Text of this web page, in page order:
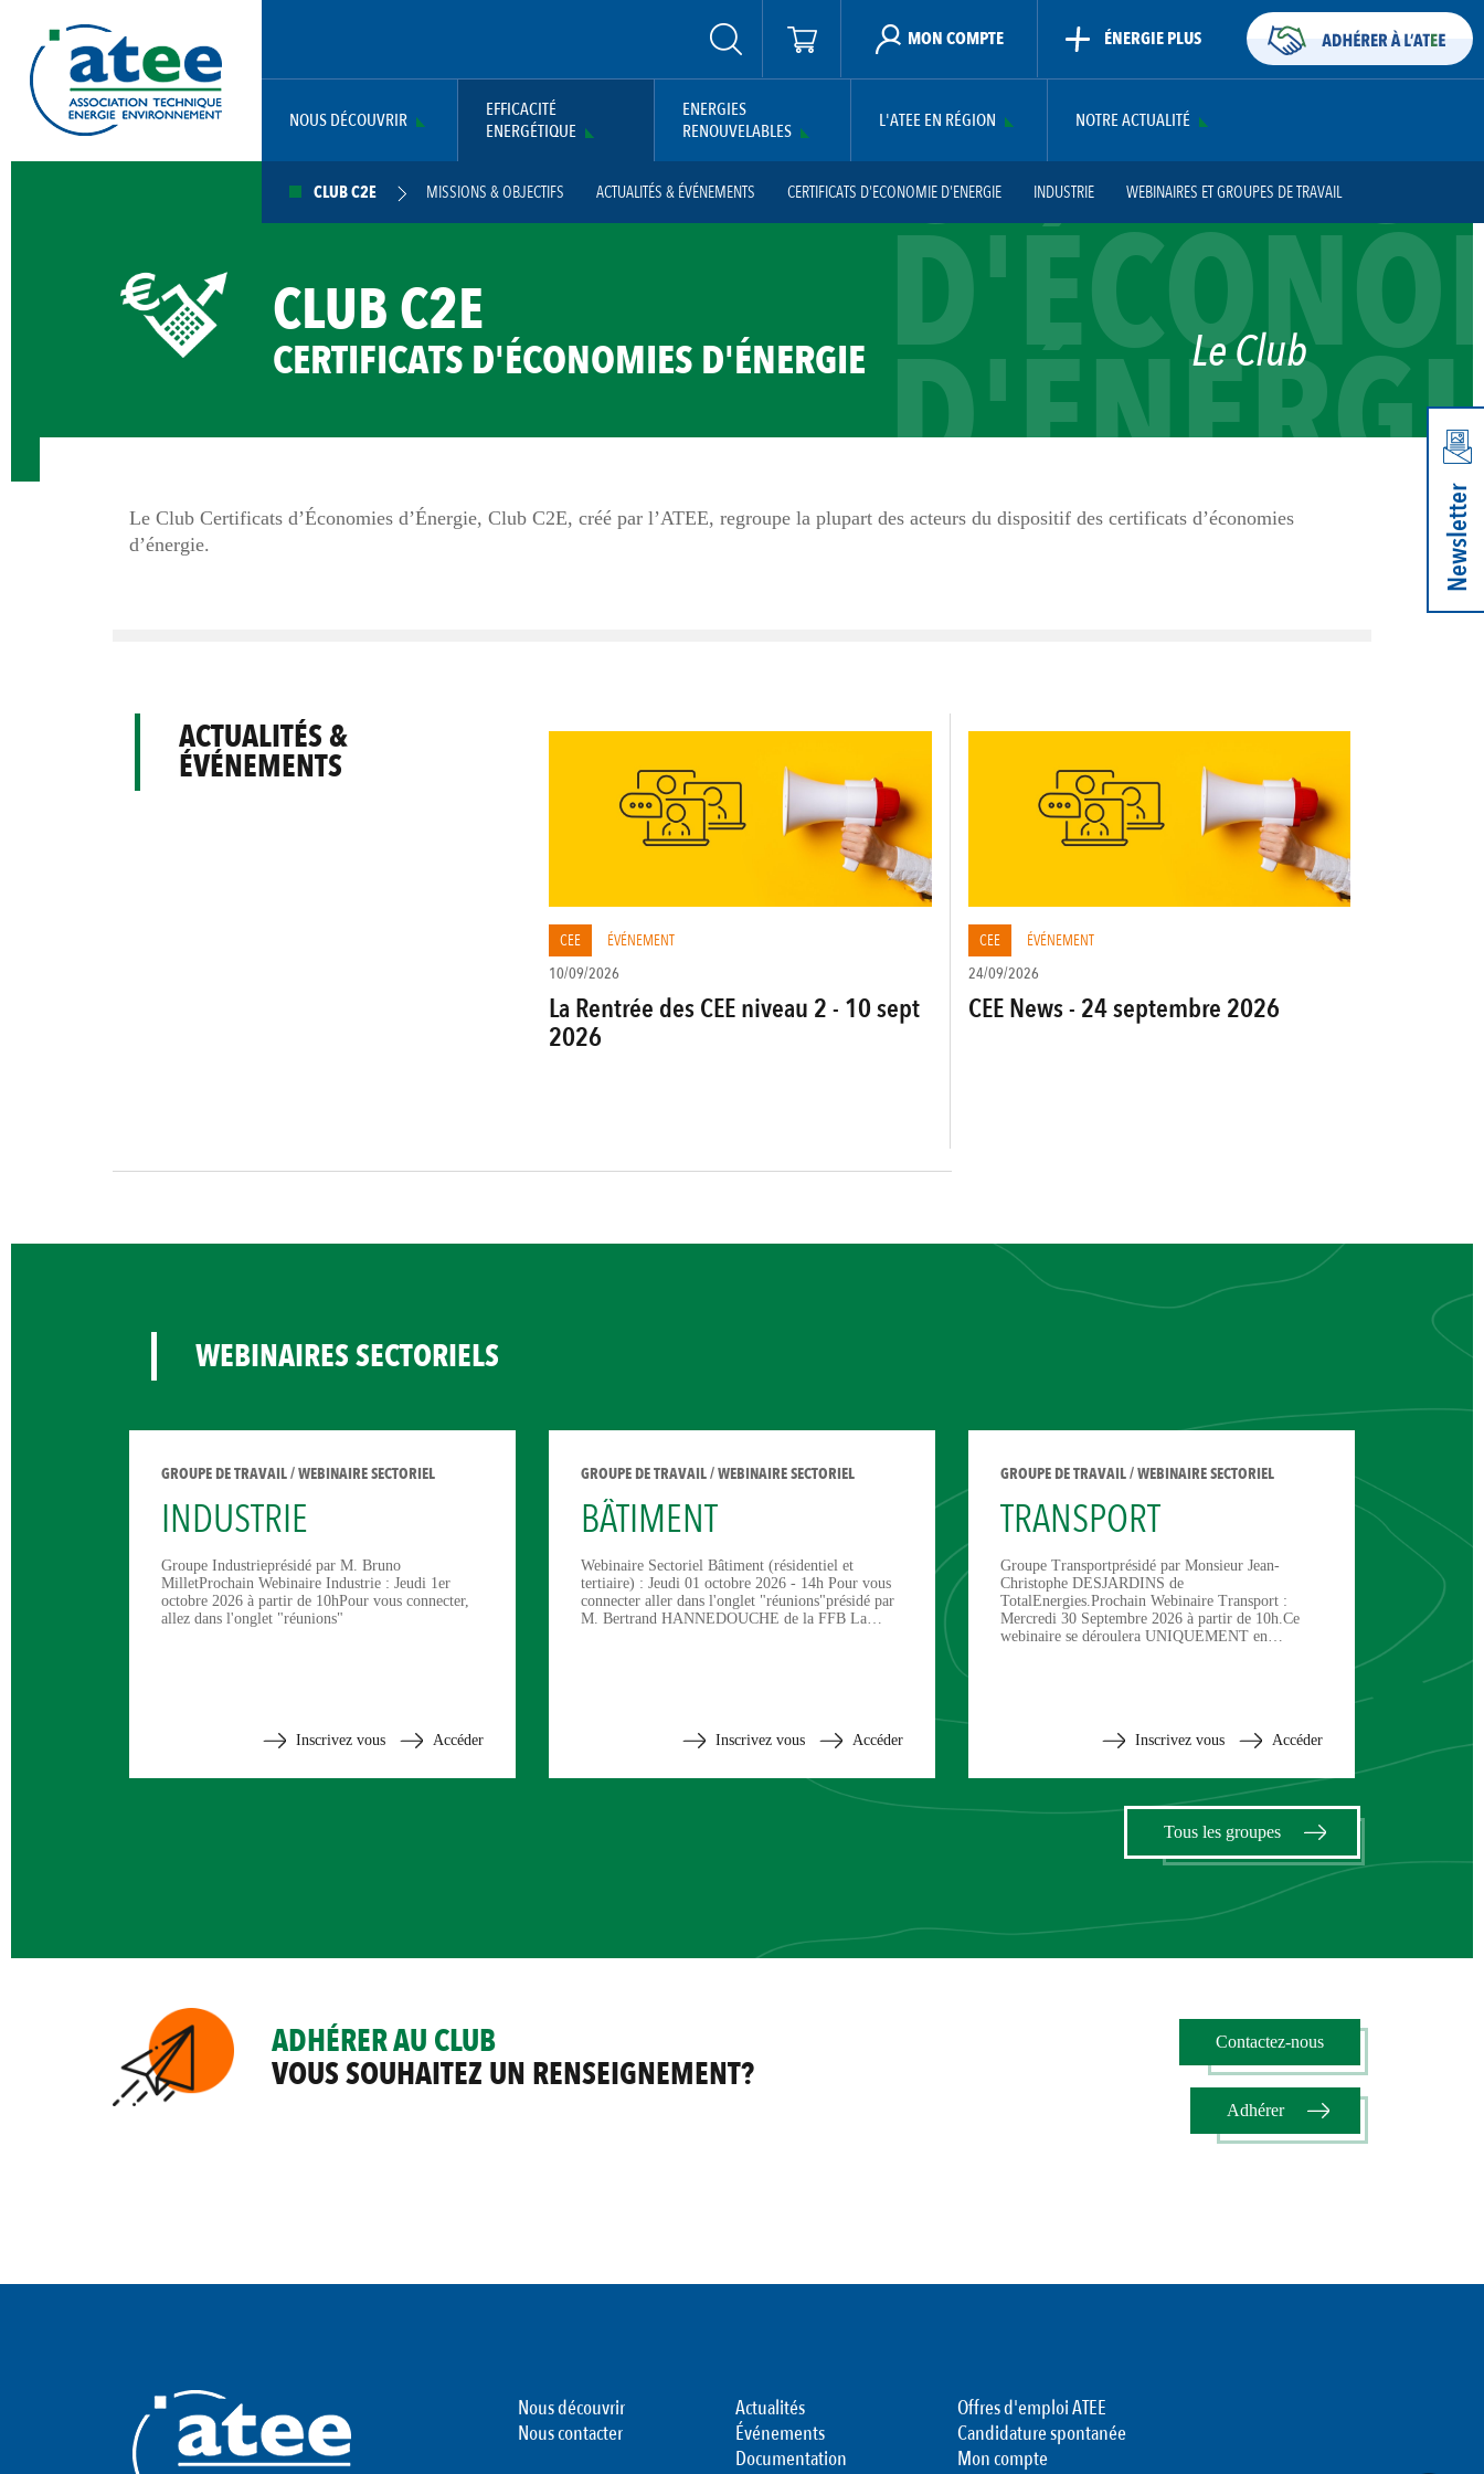
contenu
principal
MON COMPTE ÉNERGIE PLUS
MAIN
NAVIGATION
NOUS DÉCOUVRIR
EFFICACITÉ
ENERGÉTIQUE
ENERGIES
RENOUVELABLES
L'ATEE EN RÉGION NOTRE ACTUALITÉ
CLUB C2E MISSIONS & OBJECTIFS ACTUALITÉS & ÉVÉNEMENTS CERTIFICATS D'ECONOMIE D'ENERGIE INDUSTRIE
WEBINAIRES ET GROUPES DE TRAVAIL
ENSMOV PLUS FAQ CONTACT
CLUB C2E
CERTIFICATS D'ÉCONOMIES D'ÉNERGIE Le Club
Le Club Certificats d’Économies d’Énergie, Club C2E, créé par l’ATEE, regroupe la plupart des acteurs du dispositif des certificats d’économies
d’énergie.
ACTUALITÉS &
ÉVÉNEMENTS
CEE
ÉVÉNEMENT
10/09/2026
La Rentrée des CEE niveau 2 - 10 sept
2026
CEE
ÉVÉNEMENT
24/09/2026
CEE News - 24 septembre 2026
WEBINAIRES SECTORIELS
GROUPE DE TRAVAIL / WEBINAIRE SECTORIEL
INDUSTRIE
Groupe Industrieprésidé par M. Bruno
MilletProchain Webinaire Industrie : Jeudi 1er
octobre 2026 à partir de 10hPour vous connecter,
allez dans l'onglet "réunions"
Accéder
Inscrivez vous
GROUPE DE TRAVAIL / WEBINAIRE SECTORIEL
BÂTIMENT
Webinaire Sectoriel Bâtiment (résidentiel et
tertiaire) : Jeudi 01 octobre 2026 - 14h Pour vous
connecter aller dans l'onglet "réunions"présidé par
M. Bertrand HANNEDOUCHE de la FFB La…
Accéder
Inscrivez vous
GROUPE DE TRAVAIL / WEBINAIRE SECTORIEL
TRANSPORT
Groupe Transportprésidé par Monsieur Jean-
Christophe DESJARDINS de
TotalEnergies.Prochain Webinaire Transport :
Mercredi 30 Septembre 2026 à partir de 10h.Ce
webinaire se déroulera UNIQUEMENT en…
Accéder
Inscrivez vous
Tous les groupes
ADHÉRER AU CLUB
VOUS SOUHAITEZ UN RENSEIGNEMENT?
Contactez-nous
Adhérer
Newsletter
Nous découvrir
Nous contacter
Actualités
Événements
Documentation
Offres d'emploi ATEE
Candidature spontanée
Mon compte